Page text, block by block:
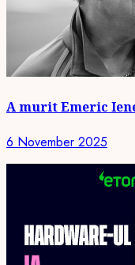
A murit Emeric
6 November 2025